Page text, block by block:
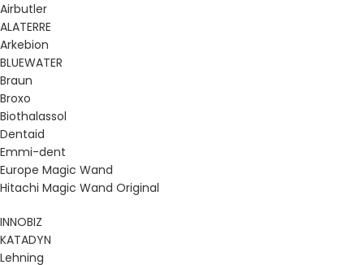
Airbutler
ALATERRE
Arkebion
BLUEWATER
Braun
Broxo
Biothalassol
Dentaid
Emmi-dent
Europe Magic Wand
Hitachi Magic Wand Original
INNOBIZ
KATADYN
Lehning